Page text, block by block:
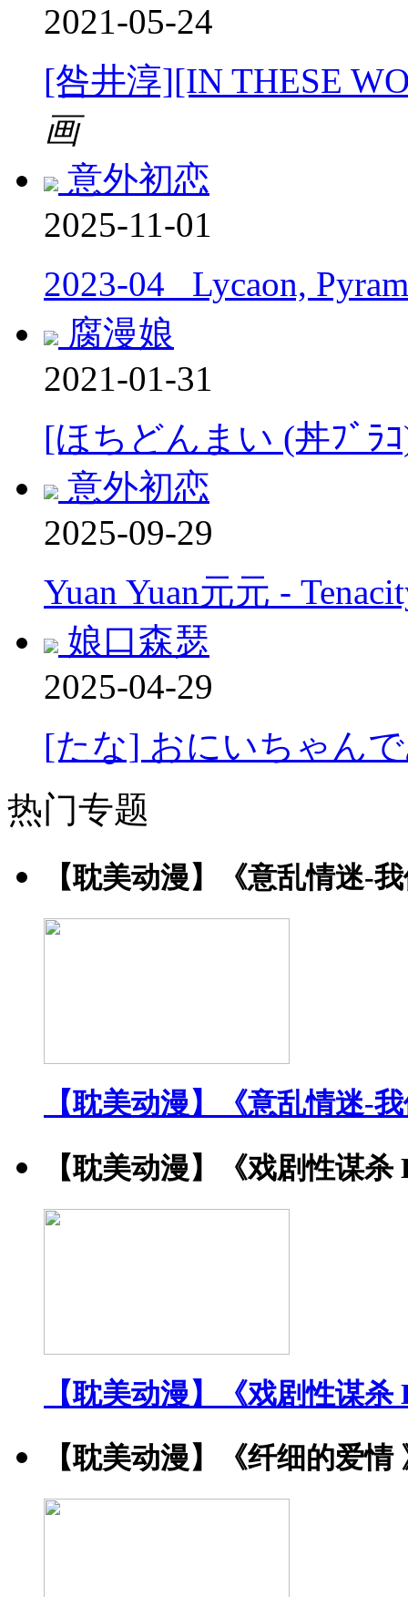
2021-05-24
[咎井淳][IN THESE
画
意外初恋
2025-11-01
2023-04_ Lycaon,
腐漫娘
2021-01-31
[ほちどんまい (丼ﾌﾞﾗ
意外初恋
2025-09-29
Yuan Yuan元元 -
娘口森瑟
2025-04-29
[たな] おにいちゃん
热门专题
【耽美动漫】《意乱情迷-
【耽美动漫】《意乱情迷-
【耽美动漫】《戏剧性谋
【耽美动漫】《戏剧性谋
【耽美动漫】《纤细的爱